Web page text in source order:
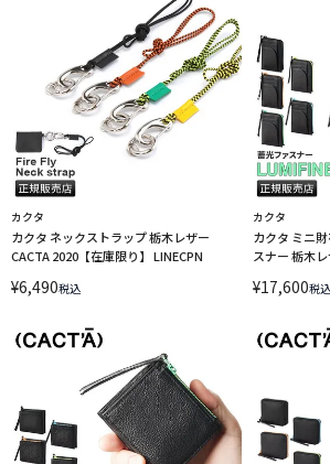
カクタ
カクタ ネックストラップ 栃木レザー
CACTA 2020【在庫限り】 LINECPN
¥6,490税込
カクタ
カクタ ミニ
スナー 栃木
¥17,600税込